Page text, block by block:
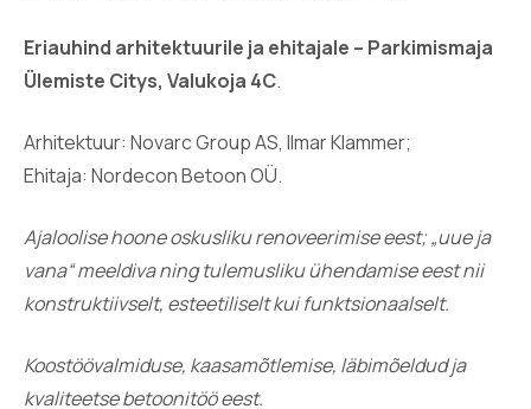
Eriauhind arhitektuurile ja ehitajale – Parkimismaja
Ülemiste Citys, Valukoja 4C.
Arhitektuur: Novarc Group AS, Ilmar Klammer;
Ehitaja: Nordecon Betoon OÜ.
Ajaloolise hoone oskusliku renoveerimise eest; „uue ja
vana“ meeldiva ning tulemusliku ühendamise eest nii
konstruktiivselt, esteetiliselt kui funktsionaalselt.
Koostöövalmiduse, kaasamõtlemise, läbimõeldud ja
kvaliteetse betoonitöö eest.